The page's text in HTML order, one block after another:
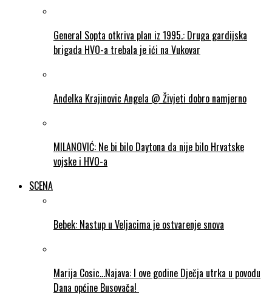
General Sopta otkriva plan iz 1995.: Druga gardijska
brigada HVO-a trebala je ići na Vukovar
Andelka Krajinovic Angela @ Živjeti dobro namjerno
MILANOVIĆ: Ne bi bilo Daytona da nije bilo Hrvatske
vojske i HVO-a
SCENA
Bebek: Nastup u Veljacima je ostvarenje snova
Marija Cosic…Najava: I ove godine Dječja utrka u povodu
Dana općine Busovača!